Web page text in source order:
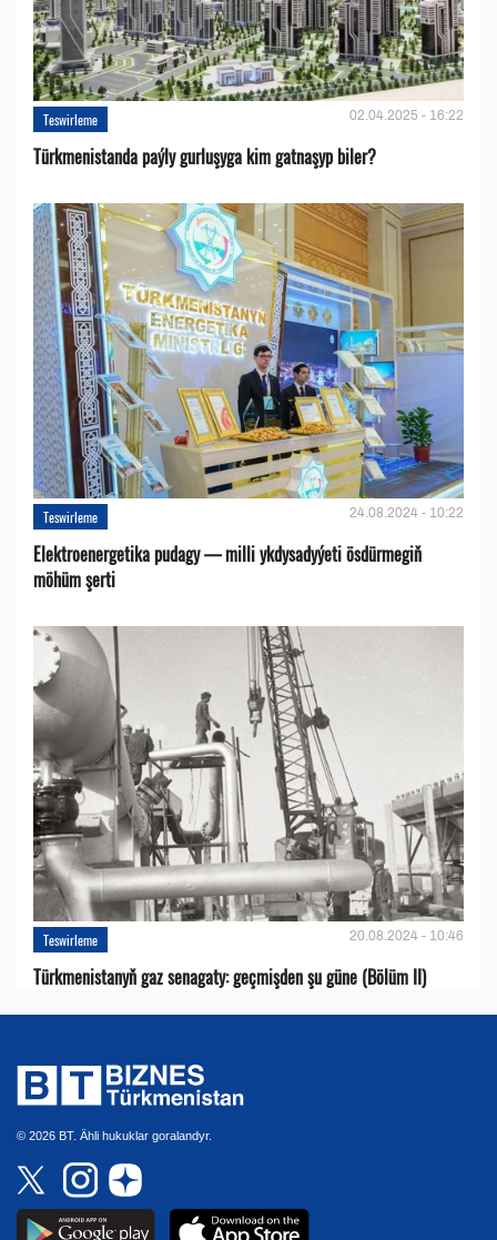
Teswirleme 02.04.2025 - 16:22
Türkmenistanda paýly gurluşyga kim gatnaşyp biler?
Teswirleme 24.08.2024 - 10:22
Elektroenergetika pudagy — milli ykdysadyýeti ösdürmegiň
möhüm şerti
Teswirleme 20.08.2024 - 10:46
Türkmenistanyň gaz senagaty: geçmişden şu güne (Bölüm II)
© 2026 BT. Ähli hukuklar goralandyr.